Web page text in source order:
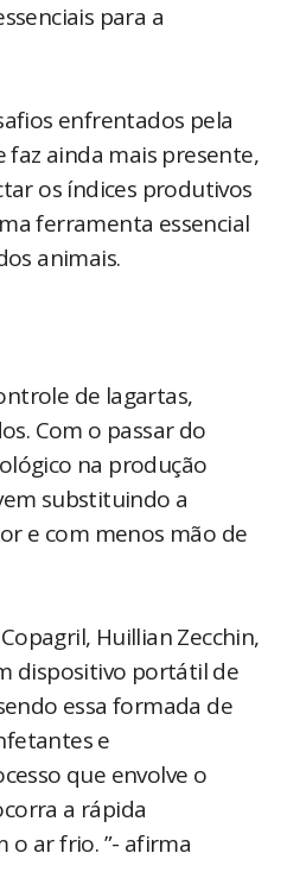
para a
enfrentados pela
faz ainda mais presente,
os índices produtivos
ferramenta essencial
animais.
de lagartas,
Com o passar do
na produção
substituindo a
e com menos mão de
Huillian Zecchin,
dispositivo portátil de
essa formada de
e
que envolve o
a rápida
o ar frio. ”- afirma